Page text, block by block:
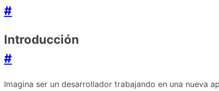
#
Introducción
#
Imagina ser un desarrollador trabajando en una nueva